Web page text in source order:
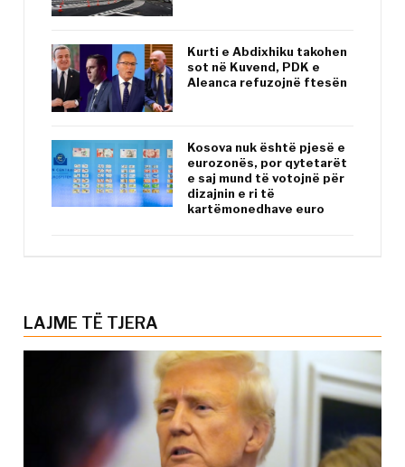
Kurti e Abdixhiku takohen
sot në Kuvend, PDK e
Aleanca refuzojnë ftesën
Kosova nuk është pjesë e
eurozonës, por qytetarët
e saj mund të votojnë për
dizajnin e ri të
kartëmonedhave euro
LAJME TË TJERA